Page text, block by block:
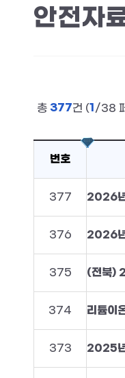
안전자
총 377건 (1/38
번호
377
376
375 (전북)
374 리튬이
373 2025년